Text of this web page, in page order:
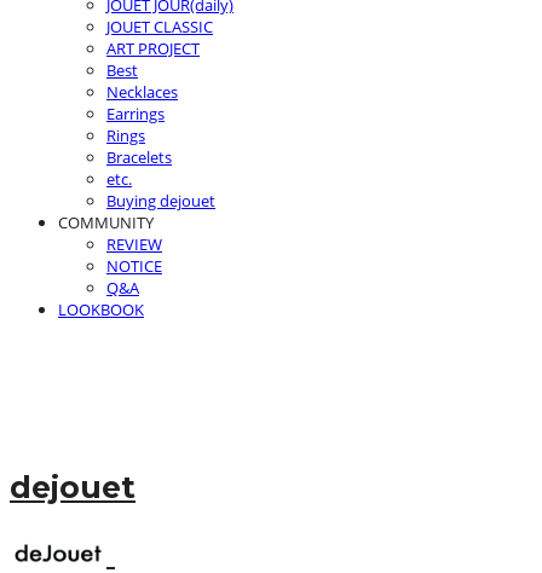
JOUET JOUR(daily)
JOUET CLASSIC
ART PROJECT
Best
Necklaces
Earrings
Rings
Bracelets
etc.
Buying dejouet
COMMUNITY
REVIEW
NOTICE
Q&A
LOOKBOOK
dejouet